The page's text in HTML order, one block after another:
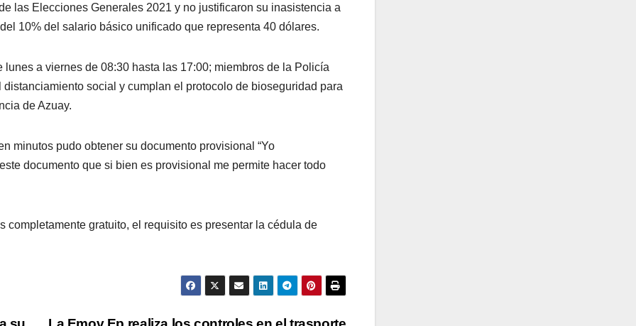
las Elecciones Generales 2021 y no justificaron su inasistencia a
10% del salario básico unificado que representa 40 dólares.
a viernes de 08:30 hasta las 17:00; miembros de la Policía
social y cumplan el protocolo de bioseguridad para
de Azuay.
minutos pudo obtener su documento provisional “Yo
documento que si bien es provisional me permite hacer todo
completamente gratuito, el requisito es presentar la cédula de